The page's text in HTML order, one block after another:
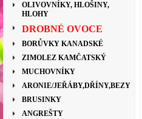
OLIVOVNÍKY, HLOŠINY,
HLOHY
DROBNÉ OVOCE
BORŮVKY KANADSKÉ
ZIMOLEZ KAMČATSKÝ
MUCHOVNÍKY
ARONIE/JEŘÁBY,DŘÍNY,BEZY
BRUSINKY
ANGREŠTY